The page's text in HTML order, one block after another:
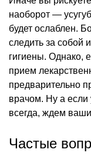
наоборот —
будет ослаблен.
следить за собой
гигиены. Однако,
прием
предварительно
врачом. Ну а если
всегда, ждем
Частые